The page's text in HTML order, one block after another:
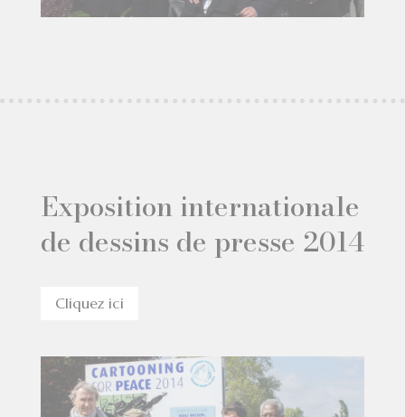
Exposition internationale
de dessins de presse 2014
Cliquez ici